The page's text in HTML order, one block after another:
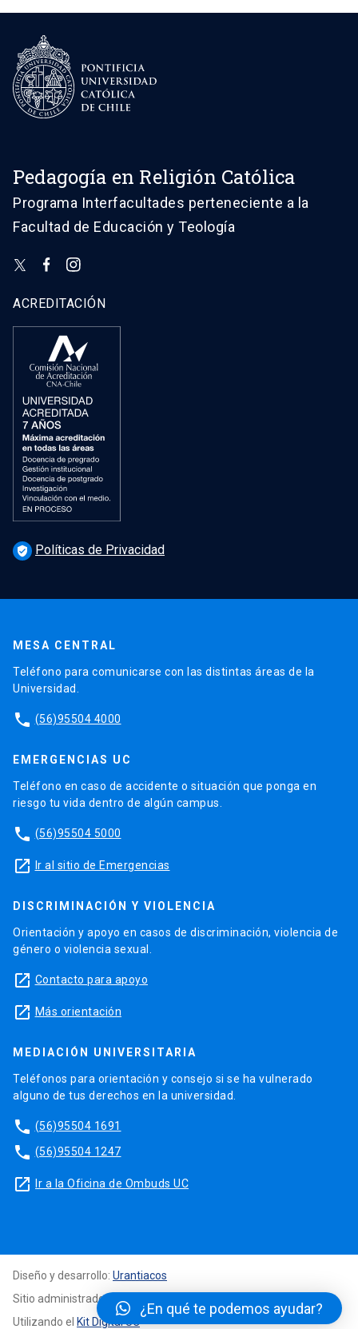
Pedagogía en Religión Católica
Programa Interfacultades perteneciente a la
Facultad de Educación y Teología
ACREDITACIÓN
verified_user Políticas de Privacidad
MESA CENTRAL
Teléfono para comunicarse con las distintas áreas de la
Universidad.
phone (56)95504 4000
EMERGENCIAS UC
Teléfono en caso de accidente o situación que ponga en
riesgo tu vida dentro de algún campus.
phone (56)95504 5000
launch Ir al sitio de Emergencias
DISCRIMINACIÓN Y VIOLENCIA
Orientación y apoyo en casos de discriminación, violencia de
género o violencia sexual.
launch Contacto para apoyo
launch Más orientación
MEDIACIÓN UNIVERSITARIA
Teléfonos para orientación y consejo si se ha vulnerado
alguno de tus derechos en la universidad.
phone (56)95504 1691
phone (56)95504 1247
launch Ir a la Oficina de Ombuds UC
Diseño y desarrollo: Urantiacos
Sitio administrado por: Facultad de Educación y Teología
Utilizando el Kit Digital UC
¿En qué te podemos ayudar?